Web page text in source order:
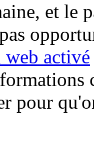
et le
web activé
pour